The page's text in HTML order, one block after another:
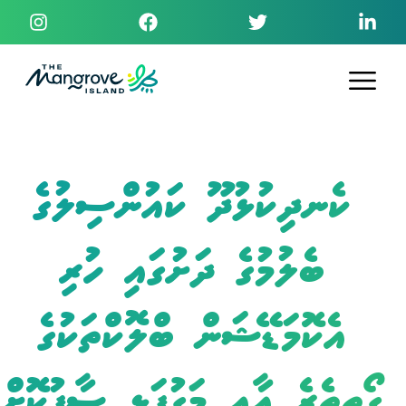
ކެނދިކުޅުދޫ ކައުންސިލުގެ
ބެލުމުގެ ދަށުގައި ހުރި
އެކޮމަޑޭޝަން ބްލޮކްތަކުގެ